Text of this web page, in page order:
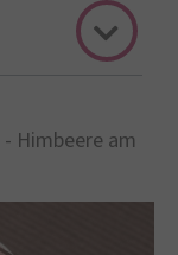
- Himbeere am